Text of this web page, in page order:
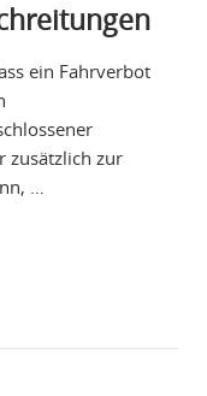
ein Fahrverbot
zusätzlich zur
…